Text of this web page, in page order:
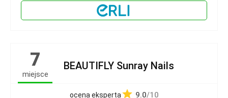
7
miejsce
BEAUTIFLY Sunray Nails
ocena eksperta 9.0/10